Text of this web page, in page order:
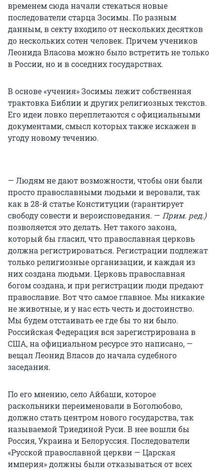
временем сюда начали стекаться новые
последователи старца Зосимы. По разным
данным, в секту входило от нескольких десятков
до нескольких сотен человек. Причем учеников
Леонида Власова можно было встретить не только
в России, но и в соседних государствах.
В основе «учения» Зосимы лежит собственная
трактовка Библии и других религиозных текстов.
Его идеи ловко переплетаются с официальными
документами, смысл которых также искажен в
угоду новому течению.
— Людям не дают возможности, чтобы они были
просто православными людьми и веровали, так
как в 28-й статье Конституции (гарантирует
свободу совести и вероисповедания. — Прим. ред.)
позволяется это делать. Нет такого закона,
который бы гласил, что православная церковь
должна регистрироваться. Регистрации подлежат
только религиозные организации, и каждая из
них создана людьми. Церковь православная
богом создана, и при регистрации люди предают
православие. Вот что самое главное. Мы никакие
не животные, и у нас есть честь и достоинство.
Мы будем отстаивать ее где бы то ни было.
Российская Федерация вся зарегистрирована в
США, на официальном ресурсе это написано, —
вещал Леонид Власов до начала судебного
заседания.
По его мнению, село Айбаши, которое
раскольники переименовали в Боголюбово,
должно стать центром нового государства, так
называемой Триединой Руси. В нее вошли бы
Россия, Украина и Белоруссия. Последователи
«Русской православной церкви — Царская
империя» должны были отказываться от всех